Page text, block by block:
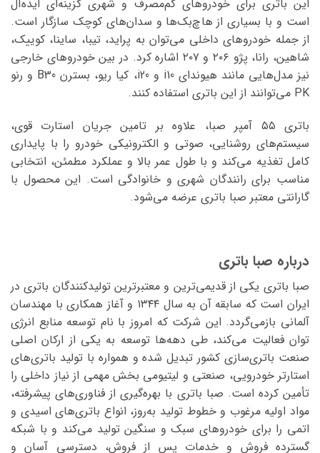
این باتری برای خودروهای کم‌مصرف و شهری گزینه‌ای ایده‌آل
است و با بسیاری از هاچ‌بک‌ها و سدان‌های کوچک سازگار است.
از جمله خودروهای داخلی می‌توان به پراید، تیبا، ساینا، کوییک،
شاهین، رانا، پژو ۲۰۶ و ۲۰۷ اشاره کرد. در بین خودروهای خارجی
نیز مدل‌هایی مانند هیوندای i10 و i20، کیا ریو، بسترن B30 و رنو
PK می‌توانند از این باتری استفاده کنند.
باتری ۵۵ آمپر صبا، علاوه بر تامین جریان استارت قوی،
سیستم‌های روشنایی، صوتی و الکترونیکی خودرو را با پایداری
کامل تغذیه می‌کند و با طول عمر بالا و عملکرد مطمئن، انتخابی
مناسب برای رانندگان شهری و خانوادگی است. این محصول با
گارانتی معتبر صبا باتری عرضه می‌شود.
درباره صبا باتری
صبا باتری یکی از قدیمی‌ترین و معتبرترین تولیدکنندگان باتری در
ایران است که سابقه آن به سال ۱۳۴۴ و آغاز همکاری با مهندسان
آلمانی بازمی‌گردد. این شرکت که امروز با نام توسعه منابع انرژی
توان فعالیت می‌کند، طی دهه‌ها توسعه به یکی از ارکان اصلی
صنعت باتری‌سازی کشور تبدیل شده و همواره با تولید باتری‌های
استارتر خودرویی، صنعتی و لیتیومی بخش مهمی از نیاز داخلی را
تأمین کرده است. صبا باتری با بهره‌گیری از فناوری‌های پیشرفته،
مواد اولیه مرغوب و خطوط تولید به‌روز، انواع باتری‌های اسیدی و
اتمی را برای خودروهای سبک و سنگین تولید می‌کند و با شبکه
گسترده فروش و خدمات پس از فروش، دسترسی آسان و